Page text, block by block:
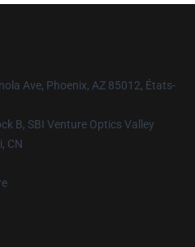
Ave, Phoenix, AZ 85012, États-
B, SBI Venture Optics Valley
CN